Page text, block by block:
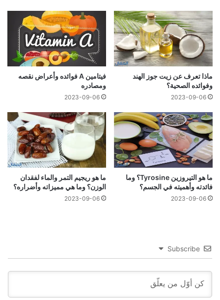
ماذا تعرف عن زيت جوز الهند
وفوائده الصحية؟
2023-09-06
فيتامين A فوائده وأعراض نقصه
ومصادره
2023-09-06
ما هو التيروزين Tyrosine؟ وما
فائدته وأهميته في الجسم؟
2023-09-06
ما هو ريجيم التمر والماء لفقدان
الوزن؟ وما هي مميزاته وأضراره؟
2023-09-06
Subscribe